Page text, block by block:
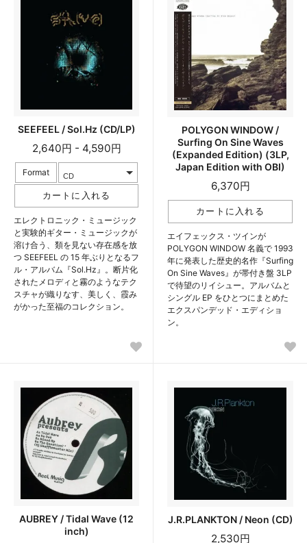
SEEFEEL / Sol.Hz (CD/LP)
2,640円 - 4,590円
Format
エレクトロニック・ミュージック
と実験的ギター・ミュージックが
溶け合う、類を見ない存在感を放
つ SEEFEEL の 15 年ぶりとなるフ
ル・アルバム『Sol.Hz』。断片化
されたメロディと霧のようなテク
スチャが織りなす、美しく、霞み
がかった至福のコレクション。
POLYGON WINDOW /
Surfing On Sine Waves
(Expanded Edition) (3LP,
Japan Edition with OBI)
6,370円
エイフェックス・ツインが
POLYGON WINDOW 名義で 1993
年に発表した歴史的名作『Surfing
On Sine Waves』が帯付き盤 3LP
で待望のリイシュー。アルバムと
シングル EP をひとつにまとめた
エクスパンデッド・エディショ
ン。
AUBREY / Tidal Wave (12
inch)
J.R.PLANKTON / Neon (CD)
2,530円